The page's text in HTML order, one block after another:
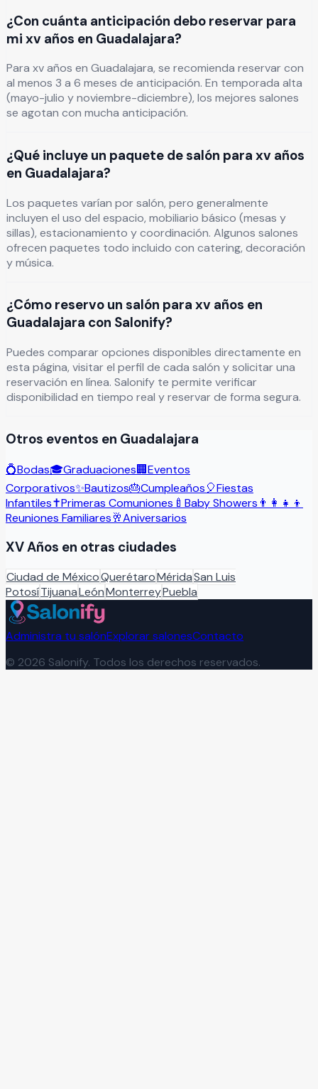
¿Con cuánta anticipación debo reservar para
mi xv años en Guadalajara?
Para xv años en Guadalajara, se recomienda reservar con
al menos 3 a 6 meses de anticipación. En temporada alta
(mayo-julio y noviembre-diciembre), los mejores salones
se agotan con mucha anticipación.
¿Qué incluye un paquete de salón para xv años
en Guadalajara?
Los paquetes varían por salón, pero generalmente
incluyen el uso del espacio, mobiliario básico (mesas y
sillas), estacionamiento y coordinación. Algunos salones
ofrecen paquetes todo incluido con catering, decoración
y música.
¿Cómo reservo un salón para xv años en
Guadalajara con Salonify?
Puedes comparar opciones disponibles directamente en
esta página, visitar el perfil de cada salón y solicitar una
reservación en línea. Salonify te permite verificar
disponibilidad en tiempo real y reservar de forma segura.
Otros eventos en Guadalajara
💍Bodas🎓Graduaciones🏢Eventos
Corporativos✨Bautizos🎂Cumpleaños🎈Fiestas
Infantiles✝️Primeras Comuniones 🍼 Baby Showers 👨‍👩‍👧‍👦
Reuniones Familiares🥂Aniversarios
XV Años en otras ciudades
Ciudad de MéxicoQuerétaroMéridaSan Luis
PotosíTijuanaLeónMonterreyPuebla
Administra tu salónExplorar salonesContacto
© 2026 Salonify. Todos los derechos reservados.